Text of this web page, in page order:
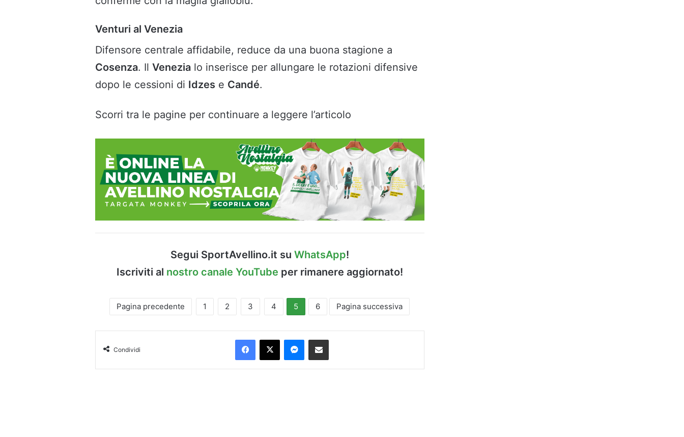
Venturi al Venezia
Difensore centrale affidabile, reduce da una buona stagione a
Cosenza. Il Venezia lo inserisce per allungare le rotazioni difensive
dopo le cessioni di Idzes e Candé.
Scorri tra le pagine per continuare a leggere l’articolo
Segui SportAvellino.it su WhatsApp!
Iscriviti al nostro canale YouTube per rimanere aggiornato!
Pagina precedente 1 2 3 4 5 6 Pagina successiva
Condividi
Facebook
X Messenger
Condividi via Email